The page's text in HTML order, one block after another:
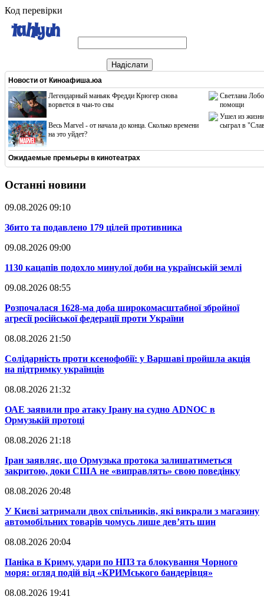
Код перевірки
Надіслати
Новости от Киноафиша.юа
Легендарный маньяк Фредди Крюгер снова
ворвется в чьи-то сны
Весь Marvel - от начала до конца. Сколько времени
на это уйдет?
Светлана
помощи
Ушел из жизни
сыграл в
Ожидаемые премьеры в кинотеатрах
Останні новини
09.08.2026 09:10
​Збито та подавлено 179 цілей противника
09.08.2026 09:00
​1130 кацапів подохло минулої доби на українській землі
09.08.2026 08:55
​Розпочалася 1628-ма доба широкомасштабної збройної
агресії російської федерації проти України
08.08.2026 21:50
​Солідарність проти ксенофобії: у Варшаві пройшла акція
на підтримку українців
08.08.2026 21:32
​ОАЕ заявили про атаку Ірану на судно ADNOC в
Ормузькій протоці
08.08.2026 21:18
​Іран заявляє, що Ормузька протока залишатиметься
закритою, доки США не «виправлять» свою поведінку
08.08.2026 20:48
​У Києві затримали двох спільників, які викрали з магазину
автомобільних товарів чомусь лише дев’ять шин
08.08.2026 20:04
Паніка в Криму, удари по НПЗ та блокування Чорного
моря: огляд подій від «КРИМського бандерівця»
08.08.2026 19:41